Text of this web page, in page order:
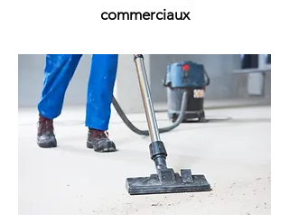
commerciaux